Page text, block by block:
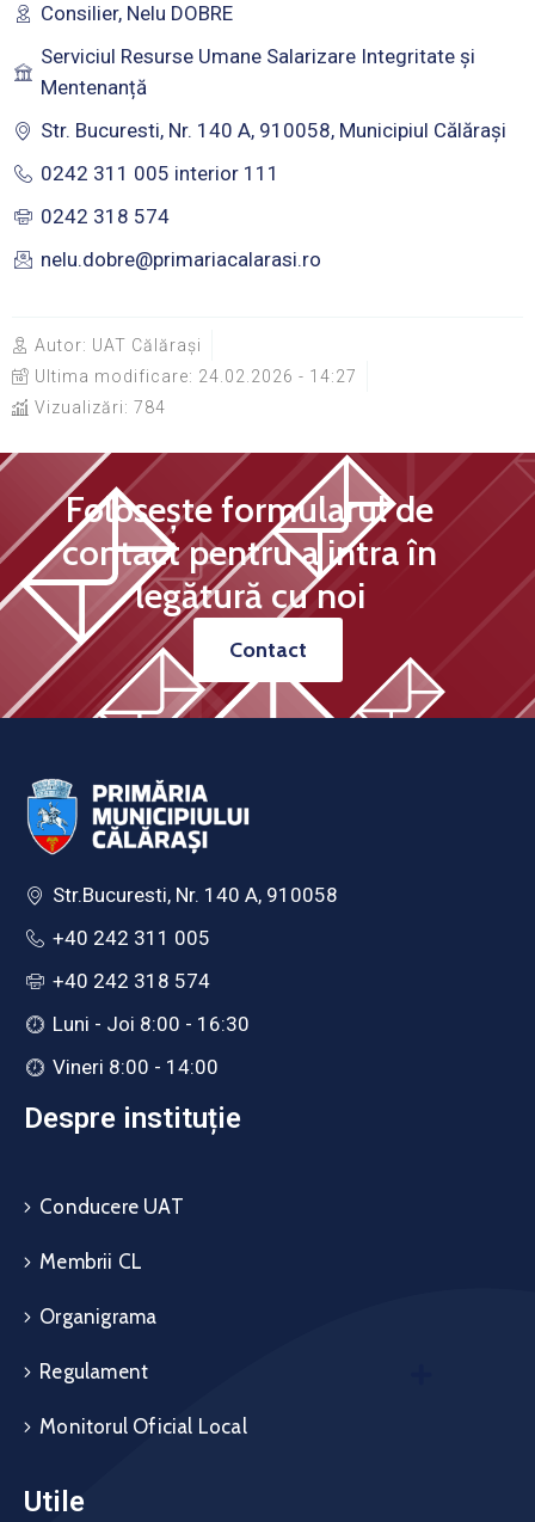
Consilier, Nelu DOBRE
Serviciul Resurse Umane Salarizare Integritate și
Mentenanță
Str. Bucuresti, Nr. 140 A, 910058, Municipiul Călărași
0242 311 005 interior 111
0242 318 574
nelu.dobre@primariacalarasi.ro
Autor: UAT Călărași
Ultima modificare: 24.02.2026 - 14:27
Vizualizări: 784
Folosește formularul de
contact pentru a intra în
legătură cu noi
Contact
Str.Bucuresti, Nr. 140 A, 910058
+40 242 311 005
+40 242 318 574
Luni - Joi 8:00 - 16:30
Vineri 8:00 - 14:00
Despre instituție
Conducere UAT
Membrii CL
Organigrama
Regulament
Monitorul Oficial Local
Utile